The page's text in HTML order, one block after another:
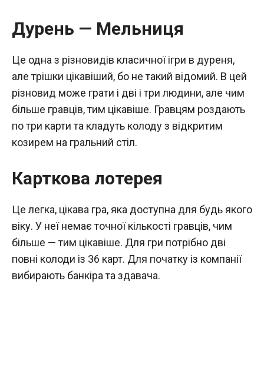
Дурень — Мельниця
Це одна з різновидів класичної ігри в дуреня,
але трішки цікавіший, бо не такий відомий. В цей
різновид може грати і дві і три людини, але чим
більше гравців, тим цікавіше. Гравцям роздають
по три карти та кладуть колоду з відкритим
козирем на гральний стіл.
Карткова лотерея
Це легка, цікава гра, яка доступна для будь якого
віку. У неї немає точної кількості гравців, чим
більше — тим цікавіше. Для гри потрібно дві
повні колоди із 36 карт. Для початку із компанії
вибирають банкіра та здавача.